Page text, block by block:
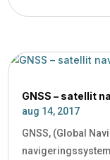
GNSS – satellit
aug 14, 2017
GNSS, (Global